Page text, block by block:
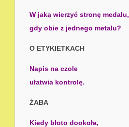
W jaką wierzyć stronę medalu,
gdy obie z jednego metalu?
O ETYKIETKACH
Napis na czole
ułatwia kontrolę.
ŻABA
Kiedy błoto dookoła,